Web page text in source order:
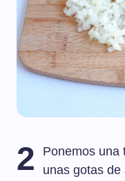
2
Ponemos una
unas gotas